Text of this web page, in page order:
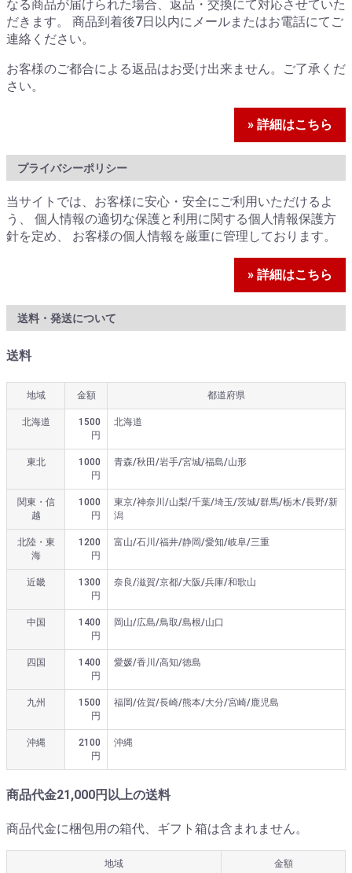
なる商品が届けられた場合、返品・交換にて対応させていた
だきます。 商品到着後7日以内にメールまたはお電話にてご
連絡ください。
お客様のご都合による返品はお受け出来ません。ご了承くだ
さい。
» 詳細はこちら
プライバシーポリシー
当サイトでは、お客様に安心・安全にご利用いただけるよ
う、 個人情報の適切な保護と利用に関する個人情報保護方
針を定め、 お客様の個人情報を厳重に管理しております。
» 詳細はこちら
送料・発送について
送料
地域 金額 都道府県
北海道
1500
円
北海道
東北
1000
円
青森/秋田/岩手/宮城/福島/山形
関東・信
越
1000
円
東京/神奈川/山梨/千葉/埼玉/茨城/群馬/栃木/長野/新
潟
北陸・東
海
1200
円
富山/石川/福井/静岡/愛知/岐阜/三重
近畿
1300
円
奈良/滋賀/京都/大阪/兵庫/和歌山
中国
1400
円
岡山/広島/鳥取/島根/山口
四国
1400
円
愛媛/香川/高知/徳島
九州
1500
円
福岡/佐賀/長崎/熊本/大分/宮崎/鹿児島
沖縄
2100
円
沖縄
商品代金21,000円以上の送料
商品代金に梱包用の箱代、ギフト箱は含まれません。
地域 金額